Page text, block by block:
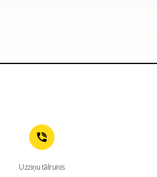
Uzziņu tālrunis